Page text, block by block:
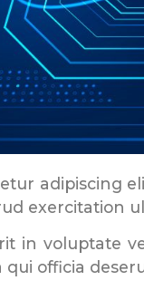
adipiscing
exercitation
in voluptate
officia